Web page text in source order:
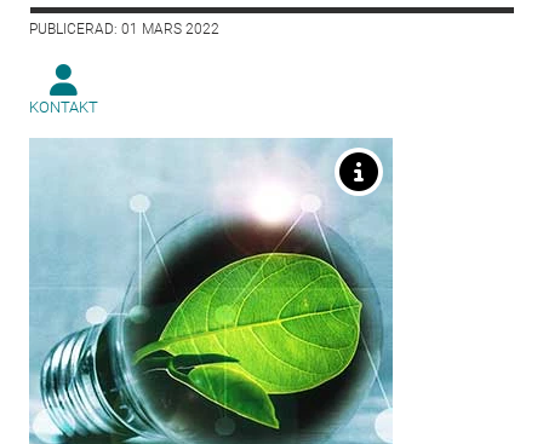
PUBLICERAD: 01 MARS 2022
KONTAKT